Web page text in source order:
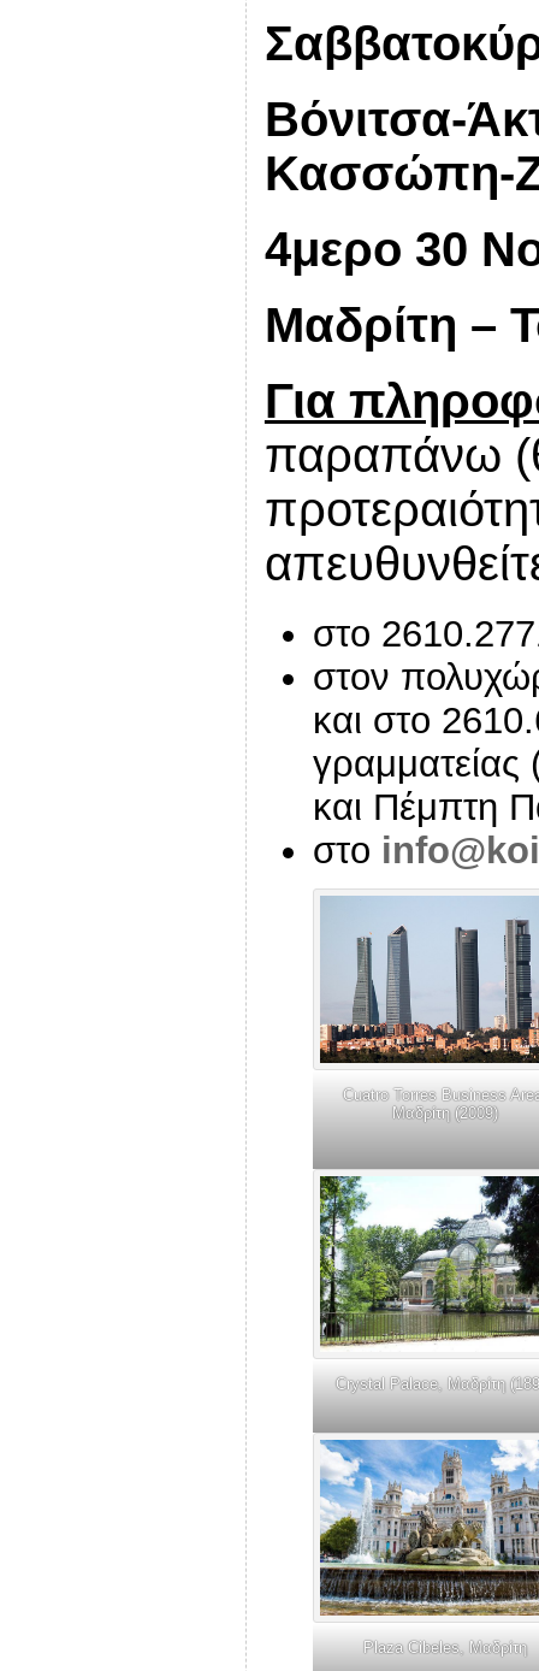
Βόνιτσα-
Κασσώπη-
4μερο 30
Μαδρίτη –
Για
παραπάνω
στο
στον
και στο
γραμματείας
και Πέμπτη
στο
Cuatro Torres Business
Μαδρίτη (2009)
Crystal Palace, Μαδρίτη
Plaza Cibeles, Μαδρίτη